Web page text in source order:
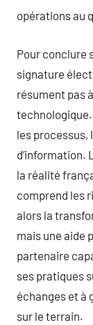
opérations au
Pour conclure
signature
résument pas
technologique.
les processus,
d’information.
la réalité
comprend les
alors la
mais une aide
partenaire
ses pratiques
échanges et à
sur le terrain.